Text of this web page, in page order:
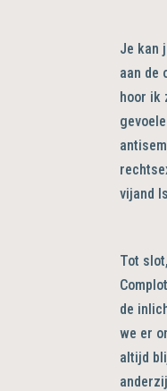
Je kan
aan de
hoor ik
vijand
Tot
de
we er
altijd